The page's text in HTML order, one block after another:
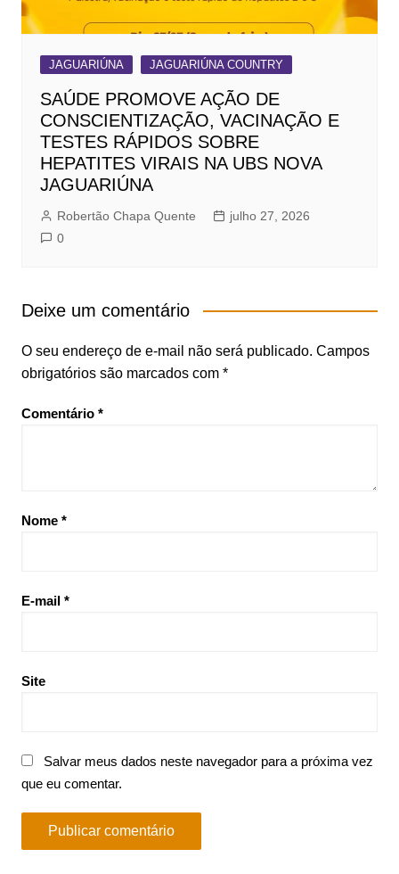
JAGUARIÚNA JAGUARIÚNA COUNTRY
SAÚDE PROMOVE AÇÃO DE
CONSCIENTIZAÇÃO, VACINAÇÃO E
TESTES RÁPIDOS SOBRE
HEPATITES VIRAIS NA UBS NOVA
JAGUARIÚNA
Robertão Chapa Quente
julho 27, 2026
0
Deixe um comentário
O seu endereço de e-mail não será publicado. Campos
obrigatórios são marcados com *
Comentário *
Nome *
E-mail *
Site
Salvar meus dados neste navegador para a próxima vez
que eu comentar.